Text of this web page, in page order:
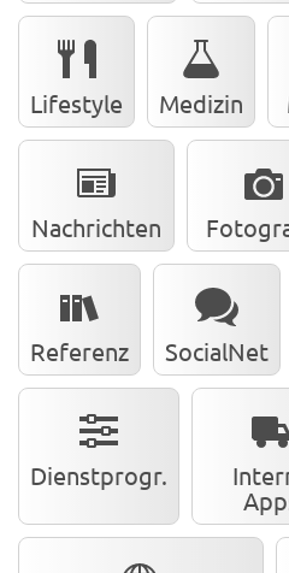
Lifestyle Medizin
Nachrichten
Referenz SocialNet
Dienstprogr.